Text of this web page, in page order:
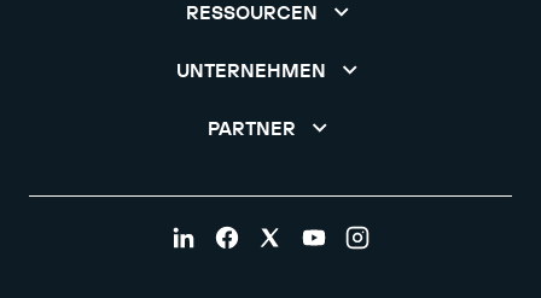
RESSOURCEN
UNTERNEHMEN
PARTNER